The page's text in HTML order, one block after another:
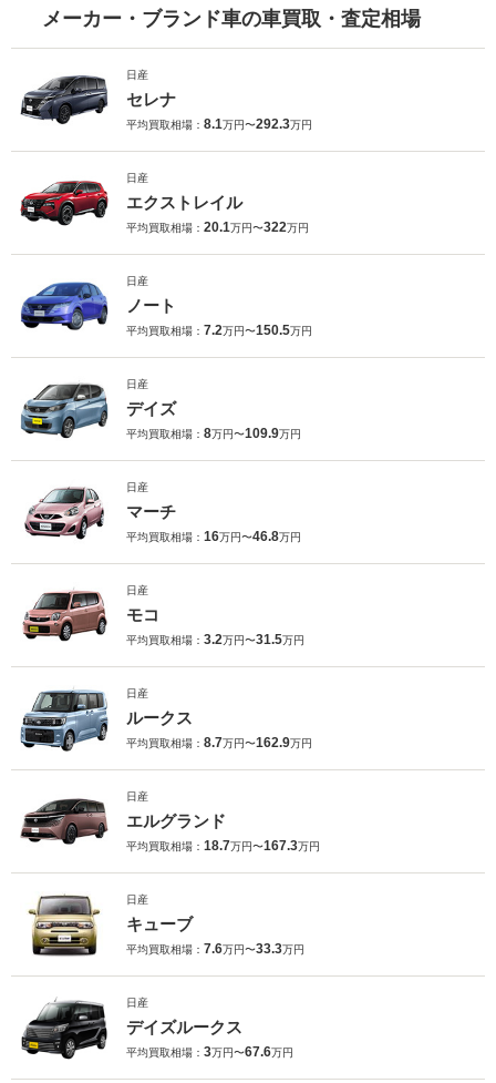
メーカー・ブランド車の車買取・査定相場
日産
セレナ
平均買取相場： 8.1万円〜292.3万円
日産
エクストレイル
平均買取相場： 20.1万円〜322万円
日産
ノート
平均買取相場： 7.2万円〜150.5万円
日産
デイズ
平均買取相場： 8万円〜109.9万円
日産
マーチ
平均買取相場： 16万円〜46.8万円
日産
モコ
平均買取相場： 3.2万円〜31.5万円
日産
ルークス
平均買取相場： 8.7万円〜162.9万円
日産
エルグランド
平均買取相場： 18.7万円〜167.3万円
日産
キューブ
平均買取相場： 7.6万円〜33.3万円
日産
デイズルークス
平均買取相場： 3万円〜67.6万円